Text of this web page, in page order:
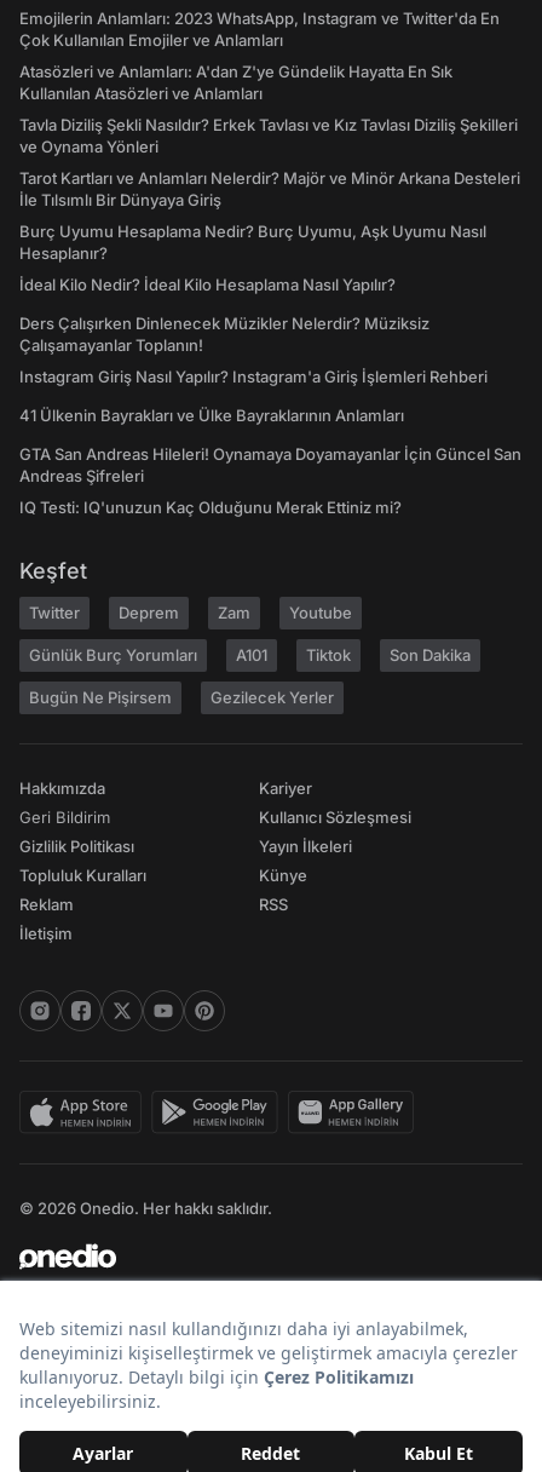
Emojilerin Anlamları: 2023 WhatsApp, Instagram ve Twitter'da En
Çok Kullanılan Emojiler ve Anlamları
Atasözleri ve Anlamları: A'dan Z'ye Gündelik Hayatta En Sık
Kullanılan Atasözleri ve Anlamları
Tavla Diziliş Şekli Nasıldır? Erkek Tavlası ve Kız Tavlası Diziliş Şekilleri
ve Oynama Yönleri
Tarot Kartları ve Anlamları Nelerdir? Majör ve Minör Arkana Desteleri
İle Tılsımlı Bir Dünyaya Giriş
Burç Uyumu Hesaplama Nedir? Burç Uyumu, Aşk Uyumu Nasıl
Hesaplanır?
İdeal Kilo Nedir? İdeal Kilo Hesaplama Nasıl Yapılır?
Ders Çalışırken Dinlenecek Müzikler Nelerdir? Müziksiz
Çalışamayanlar Toplanın!
Instagram Giriş Nasıl Yapılır? Instagram'a Giriş İşlemleri Rehberi
41 Ülkenin Bayrakları ve Ülke Bayraklarının Anlamları
GTA San Andreas Hileleri! Oynamaya Doyamayanlar İçin Güncel San
Andreas Şifreleri
IQ Testi: IQ'unuzun Kaç Olduğunu Merak Ettiniz mi?
Keşfet
Twitter Deprem Zam Youtube
Günlük Burç Yorumları A101 Tiktok Son Dakika
Bugün Ne Pişirsem Gezilecek Yerler
Hakkımızda
Geri Bildirim
Gizlilik Politikası
Topluluk Kuralları
Reklam
İletişim
Kariyer
Kullanıcı Sözleşmesi
Yayın İlkeleri
Künye
RSS
© 2026 Onedio. Her hakkı saklıdır.
Bir markasıdır.